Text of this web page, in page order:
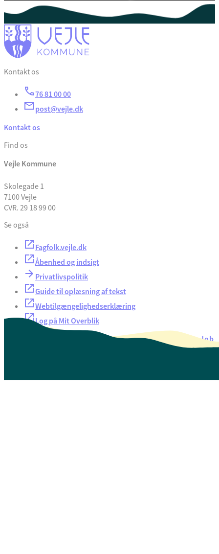
Kontakt os
76 81 00 00
post@vejle.dk
Kontakt os
Find os
Vejle Kommune
Skolegade 1
7100 Vejle
CVR. 29 18 99 00
Se også
Fagfolk.vejle.dk
Åbenhed og indsigt
Privatlivspolitik
Guide til oplæsning af tekst
Webtilgængelighedserklæring
Log på Mit Overblik
Oversigt over selvbetjeningJob